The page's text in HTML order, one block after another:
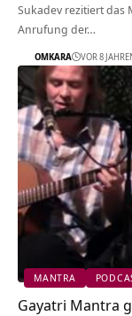
Sukadev rezitiert das
Anrufung der…
OMKARA VOR 8
MANTRA
Gayatri Mantra